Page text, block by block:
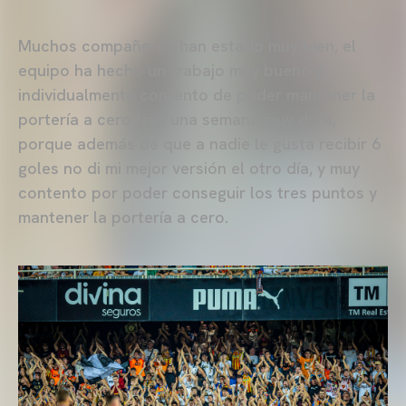
Muchos compañeros han estado muy bien, el
equipo ha hecho un trabajo muy bueno y
individualmente contento de poder mantener la
portería a cero tras una semana muy dura,
porque además de que a nadie le gusta recibir 6
goles no di mi mejor versión el otro día, y muy
contento por poder conseguir los tres puntos y
mantener la portería a cero.